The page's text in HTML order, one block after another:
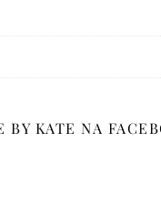
BY KATE NA